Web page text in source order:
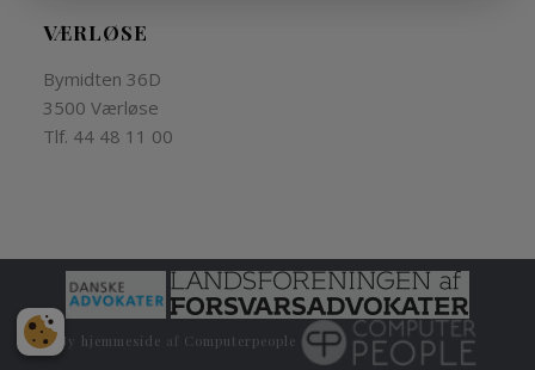
VÆRLØSE
Bymidten 36D
3500 Værløse
Tlf. 44 48 11 00
Ny hjemmeside af Computerpeople